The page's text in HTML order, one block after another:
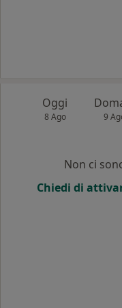
Oggi
8 Ago 9
Non ci
Chiedi di